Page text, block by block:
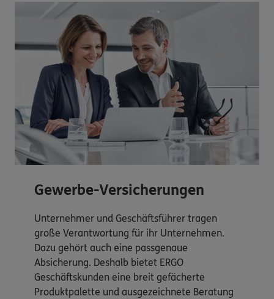
Gewerbe-Versicherungen
Unternehmer und Geschäftsführer tragen
große Verantwortung für ihr Unternehmen.
Dazu gehört auch eine passgenaue
Absicherung. Deshalb bietet ERGO
Geschäftskunden eine breit gefächerte
Produktpalette und ausgezeichnete Beratung